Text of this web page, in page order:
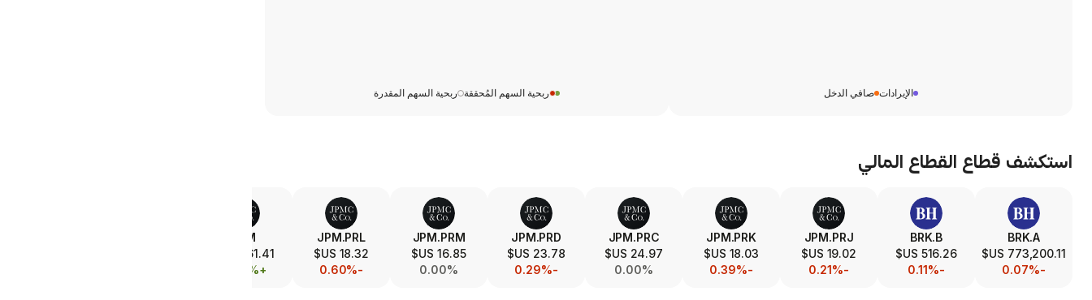
الإيرادات صافي الدخل ربحية السهم المُحققة ربحية السهم المقدرة
استكشف قطاع القطاع المالي
BRK.A
773,200.11 US$
-0.07%
BRK.B
516.26 US$
-0.11%
JPM.PRJ
19.02 US$
-0.21%
JPM.PRK
18.03 US$
-0.39%
JPM.PRC
24.97 US$
0.00%
JPM.PRD
23.78 US$
-0.29%
JPM.PRM
16.85 US$
0.00%
JPM.PRL
18.32 US$
-0.60%
JPM
361.41 US$
+0.95%